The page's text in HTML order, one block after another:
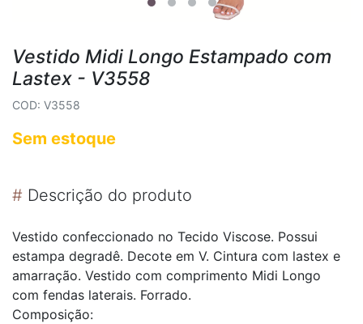
Vestido Midi Longo Estampado com
Lastex - V3558
COD: V3558
Sem estoque
# Descrição do produto
Vestido confeccionado no Tecido Viscose. Possui
estampa degradê. Decote em V. Cintura com lastex e
amarração. Vestido com comprimento Midi Longo
com fendas laterais. Forrado.
Composição: